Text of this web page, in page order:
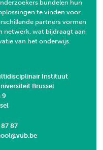
bundelen hun
te vinden voor
partners vormen
netwerk, wat bijdraagt aan
van het onderwijs.
Instituut
Brussel
9
87